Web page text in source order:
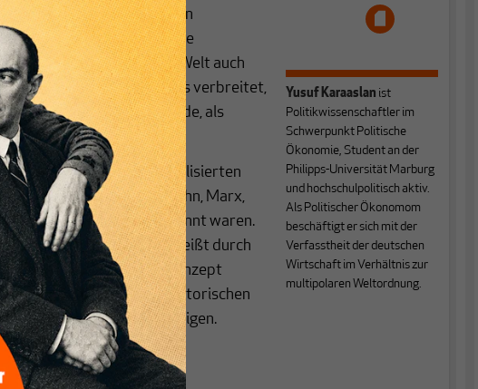
westliche Erfindung von
das Ziel hinausschießende
ist in der globalisierten Welt auch
Nicht umsonst ist es verbreitet,
ausgelöst wurde, als
auch in vermeintlich zivilisierten
Mozart, Mendelssohn, Marx,
Shakespeare bereits bekannt waren.
Zivilisation negativ, das heißt durch
Argumentation das Konzept
die sich für zivilisatorischen
Status Quo zu verteidigen.
Yusuf Karaaslan ist
Politikwissenschaftler im
Schwerpunkt Politische
Ökonomie, Student an der
Philipps-Universität Marburg
und hochschulpolitisch aktiv.
Als Politischer Ökonomom
beschäftigt er sich mit der
Verfasstheit der deutschen
Wirtschaft im Verhältnis zur
multipolaren Weltordnung.